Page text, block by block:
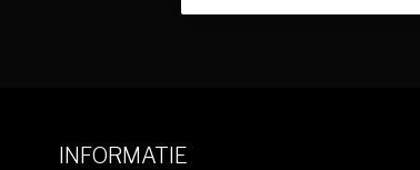
INFORMATIE